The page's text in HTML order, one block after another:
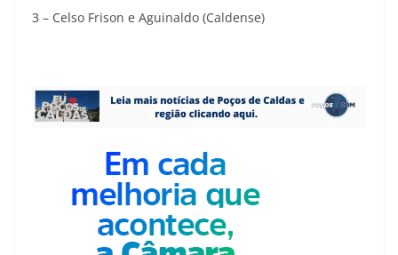
3 – Celso Frison e Aguinaldo (Caldense)